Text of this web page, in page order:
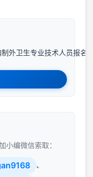
外卫生专业技术人员报名
小编微信索取：
、